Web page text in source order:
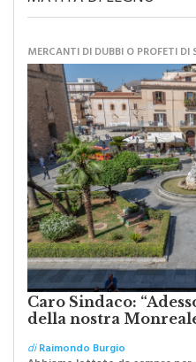
MATITA DI LEGNO
MERCANTI DI DUBBI O PROFETI DI
Caro Sindaco:
della nostra